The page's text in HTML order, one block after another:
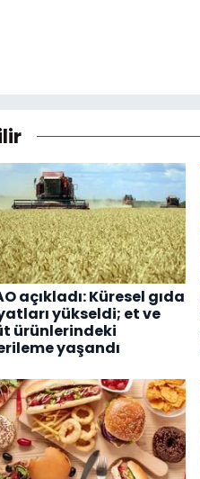
açıkladı: Küresel gıda
yükseldi; et ve
ürünlerindeki
yaşandı